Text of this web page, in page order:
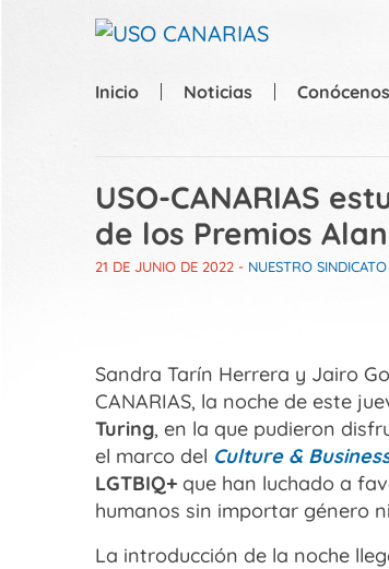
Inicio Noticias Conócenos
USO-CANARIAS
de los Premios
21 DE JUNIO DE 2022 - NUESTRO SINDICATO
Sandra Tarín Herrera y Jairo
CANARIAS, la noche de este
Turing, en la que pudieron
el marco del Culture &
LGTBIQ+ que han luchado a
humanos sin importar género
La introducción de la noche